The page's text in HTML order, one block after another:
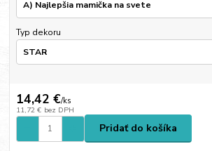
Typ dekoru
14,42 €/ks
11,72 € bez DPH
Pridať do košíka